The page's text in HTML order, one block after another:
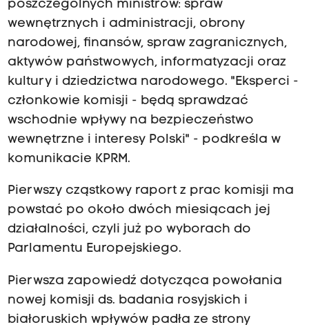
poszczególnych ministrów: spraw
wewnętrznych i administracji, obrony
narodowej, finansów, spraw zagranicznych,
aktywów państwowych, informatyzacji oraz
kultury i dziedzictwa narodowego. "Eksperci -
członkowie komisji - będą sprawdzać
wschodnie wpływy na bezpieczeństwo
wewnętrzne i interesy Polski" - podkreśla w
komunikacie KPRM.
Pierwszy cząstkowy raport z prac komisji ma
powstać po około dwóch miesiącach jej
działalności, czyli już po wyborach do
Parlamentu Europejskiego.
Pierwsza zapowiedź dotycząca powołania
nowej komisji ds. badania rosyjskich i
białoruskich wpływów padła ze strony